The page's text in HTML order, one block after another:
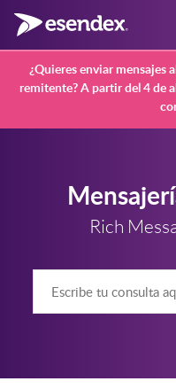
¿Quieres enviar mensajes
remitente? A partir del 4 de
Rich